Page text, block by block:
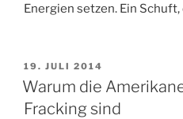
Energien setzen. Ein
VERÖFFENTLICHT
AM
19. JULI 2014
Warum die
Fracking sind